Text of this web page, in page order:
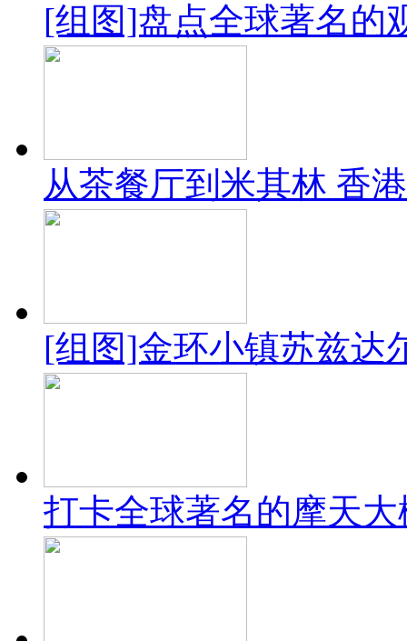
[组图]盘点全球著名的
从茶餐厅到米其林 香
[组图]金环小镇苏兹达
打卡全球著名的摩天